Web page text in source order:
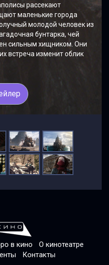
рассекают
маленькие города
молодой человек из
бунтарка, чей
сильным хищником. Они
встреча изменит облик
в кино
О кинотеатре
Контакты